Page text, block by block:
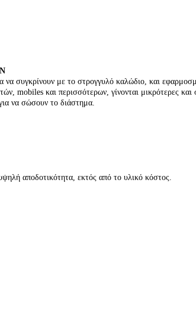
να συγκρίνουν με το στρογγυλό καλώδιο, και
mobiles και περισσότερων, γίνονται μικρότερες και
να σώσουν το διάστημα.
αποδοτικότητα, εκτός από το υλικό κόστος.